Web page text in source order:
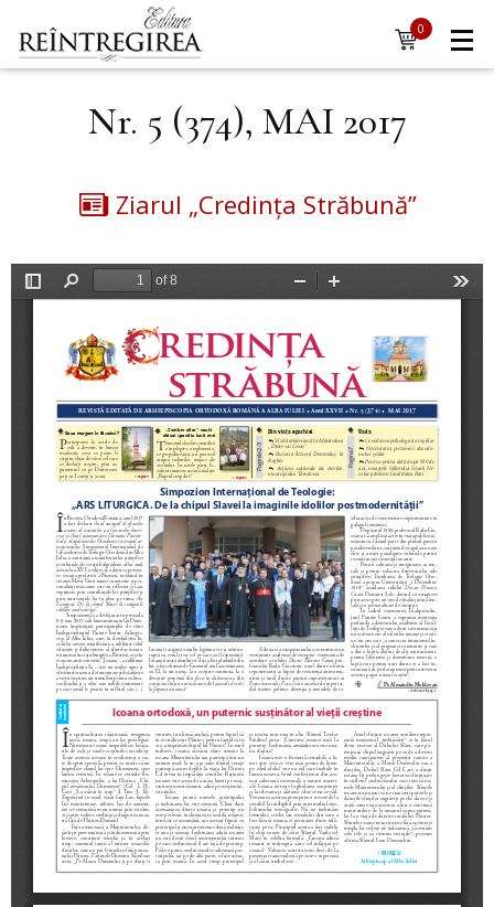
Mergi la conţinutul principal
Navigare
principală
0
items
Nr. 5 (374), MAI 2017
Ziarul „Credința Străbună”